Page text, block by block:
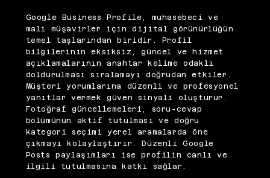
Google Business Profile, muhasebeci ve
mali müşavirler için dijital görünürlüğün
temel taşlarından biridir. Profil
bilgilerinin eksiksiz, güncel ve hizmet
açıklamalarının anahtar kelime odaklı
doldurulması sıralamayı doğrudan etkiler.
Müşteri yorumlarına düzenli ve profesyonel
yanıtlar vermek güven sinyali oluşturur.
Fotoğraf güncellemeleri, soru-cevap
bölümünün aktif tutulması ve doğru
kategori seçimi yerel aramalarda öne
çıkmayı kolaylaştırır. Düzenli Google
Posts paylaşımları ise profilin canlı ve
ilgili tutulmasına katkı sağlar.